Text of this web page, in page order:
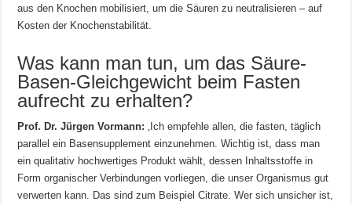
aus den Knochen mobilisiert, um die Säuren zu neutralisieren – auf
Kosten der Knochenstabilität.
Was kann man tun, um das Säure-
Basen-Gleichgewicht beim Fasten
aufrecht zu erhalten?
Prof. Dr. Jürgen Vormann: ‚Ich empfehle allen, die fasten, täglich
parallel ein Basensupplement einzunehmen. Wichtig ist, dass man
ein qualitativ hochwertiges Produkt wählt, dessen Inhaltsstoffe in
Form organischer Verbindungen vorliegen, die unser Organismus gut
verwerten kann. Das sind zum Beispiel Citrate. Wer sich unsicher ist,